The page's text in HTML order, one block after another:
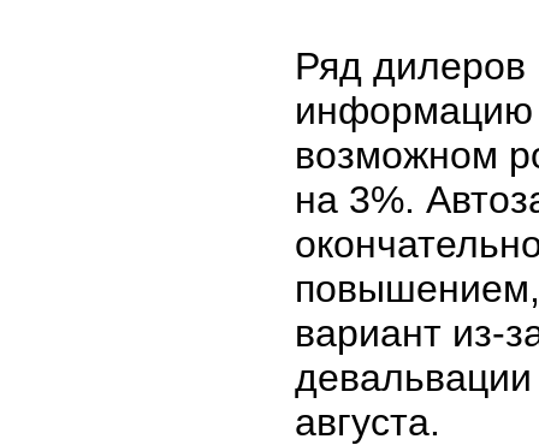
Ряд дилеров
возможном
на 3%.
повышением,
вариант из-
августа.